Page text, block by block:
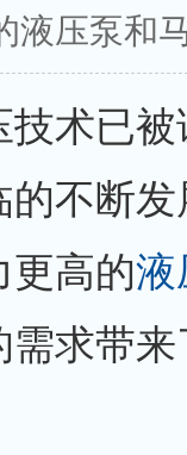
液压泵和
术已被
不断
更高的液
求带来